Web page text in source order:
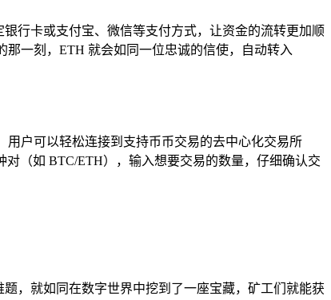
行卡或支付宝、微信等支付方式，让资金的流转更加顺
一刻，ETH 就会如同一位忠诚的信使，自动转入
用户可以轻松连接到支持币币交易的去中心化交易所
（如 BTC/ETH），输入想要交易的数量，仔细确认交
，就如同在数字世界中挖到了一座宝藏，矿工们就能获